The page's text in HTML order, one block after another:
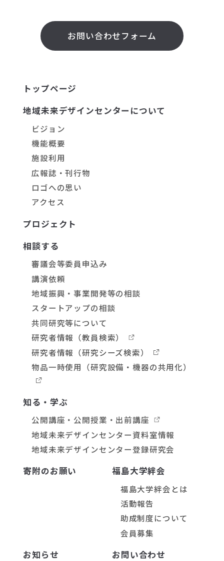
お問い合わせフォーム
トップページ
地域未来デザインセンターについて
ビジョン
機能概要
施設利用
広報誌・刊行物
ロゴへの思い
アクセス
プロジェクト
相談する
審議会等委員申込み
講演依頼
地域振興・事業開発等の相談
スタートアップの相談
共同研究等について
研究者情報 （教員検索）
研究者情報 （研究シーズ検索）
物品一時使用 （研究設備・機器の共用化）
知る・学ぶ
公開講座・公開授業・出前講座
地域未来デザインセンター資料室情報
地域未来デザインセンター登録研究会
寄附のお願い 福島大学絆会
福島大学絆会とは
活動報告
助成制度について
会員募集
お知らせ お問い合わせ